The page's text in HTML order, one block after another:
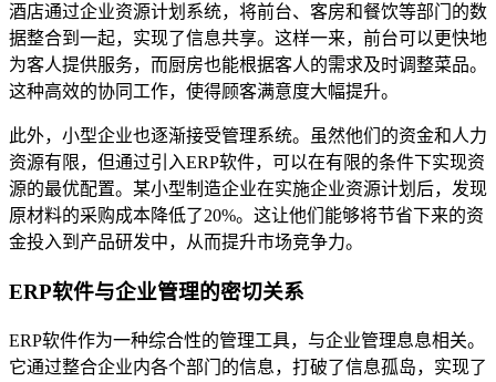
酒店通过企业资源计划系统，将前台、客房和餐饮等部门的数
据整合到一起，实现了信息共享。这样一来，前台可以更快地
为客人提供服务，而厨房也能根据客人的需求及时调整菜品。
这种高效的协同工作，使得顾客满意度大幅提升。
此外，小型企业也逐渐接受管理系统。虽然他们的资金和人力
资源有限，但通过引入ERP软件，可以在有限的条件下实现资
源的最优配置。某小型制造企业在实施企业资源计划后，发现
原材料的采购成本降低了20%。这让他们能够将节省下来的资
金投入到产品研发中，从而提升市场竞争力。
ERP软件与企业管理的密切关系
ERP软件作为一种综合性的管理工具，与企业管理息息相关。
它通过整合企业内各个部门的信息，打破了信息孤岛，实现了